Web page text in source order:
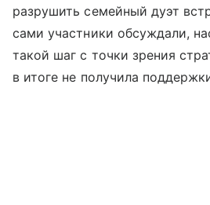
разрушить семейный дуэт
сами участники обсуждали,
такой шаг с точки зрения
в итоге не получила